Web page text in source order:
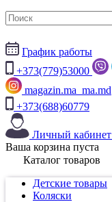
График работы
+373(779)53000
magazin.ma_ma.md
+373(688)60779
Личный кабинет
Ваша корзина пуста
Каталог товаров
Детские товары
Коляски